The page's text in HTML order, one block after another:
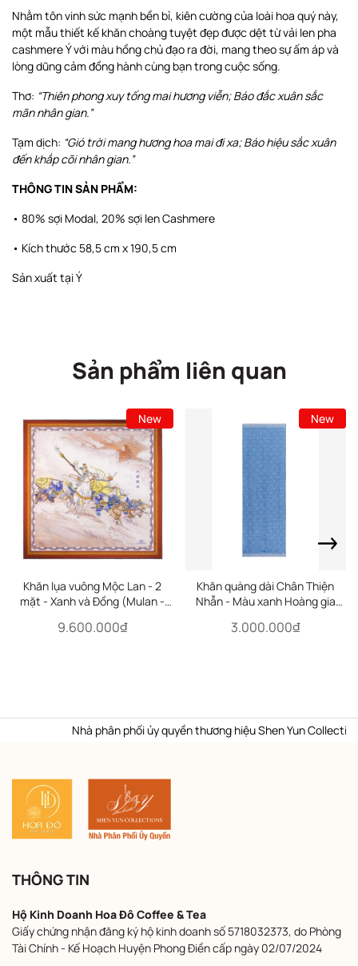
Nhằm tôn vinh sức mạnh bền bỉ, kiên cường của loài hoa quý này,
một mẫu thiết kế khăn choàng tuyệt đẹp được dệt từ vải len pha
cashmere Ý với màu hồng chủ đạo ra đời, mang theo sự ấm áp và
lòng dũng cảm đồng hành cùng bạn trong cuộc sống.
Thơ: “Thiên phong xuy tống mai hương viễn; Báo đắc xuân sắc
mãn nhân gian.”
Tạm dịch: “Gió trời mang hương hoa mai đi xa; Báo hiệu sắc xuân
đến khắp cõi nhân gian.”
THÔNG TIN SẢN PHẨM:
• 80% sợi Modal, 20% sợi len Cashmere
• Kích thước 58,5 cm x 190,5 cm
Sản xuất tại Ý
Sản phẩm liên quan
New
Khăn lụa vuông Mộc Lan - 2
mặt - Xanh và Đồng (Mulan -
9.600.000₫
New
Khăn quàng dài Chân Thiện
Nhẫn - Màu xanh Hoàng gia
3.000.000₫
Nhà phân phối ủy quyền thương hiệu Shen Yun Collections
THÔNG TIN
Hộ Kinh Doanh Hoa Đô Coffee & Tea
Giấy chứng nhận đăng ký hộ kinh doanh số 5718032373, do Phòng
Tài Chính - Kế Hoạch Huyện Phong Điền cấp ngày 02/07/2024